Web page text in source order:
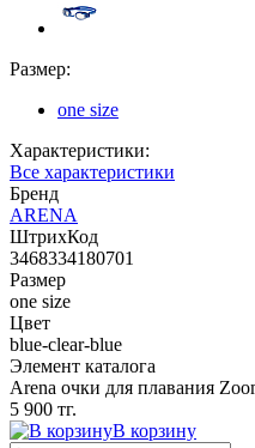
Размер:
one size
Характеристики:
Все характеристики
Бренд
ARENA
ШтрихКод
3468334180701
Размер
one size
Цвет
blue-clear-blue
Элемент каталога
Arena очки для плавания
5 900 тг.
В корзину